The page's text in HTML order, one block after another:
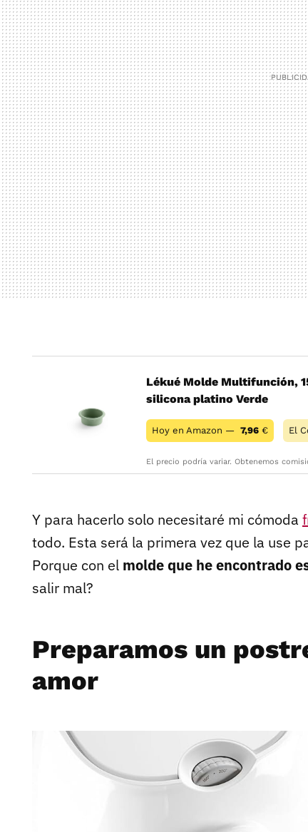
Lékué Molde Multifunción,
silicona platino Verde
Hoy en Amazon — 7,96 € El
El precio podría variar. Obtenemos
Y para hacerlo solo necesitaré mi cómoda
todo. Esta será la primera vez que la use
Porque con el molde que he encontrado
salir mal?
Preparamos un
amor